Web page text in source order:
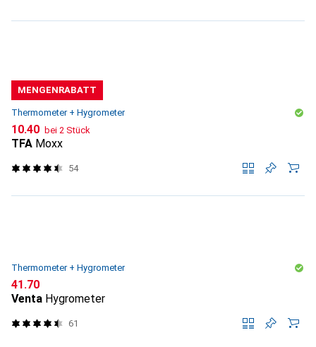
MENGENRABATT
Thermometer + Hygrometer
CHF
10.40 bei 2 Stück
TFA Moxx
54
Thermometer + Hygrometer
CHF
41.70
Venta Hygrometer
61